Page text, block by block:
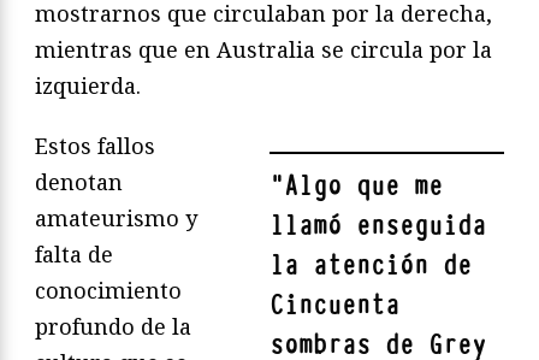
mostrarnos que circulaban por la derecha,
mientras que en Australia se circula por la
izquierda.
"Algo que me
llamó enseguida
la atención de
Cincuenta
sombras de Grey
Estos fallos
denotan
amateurismo y
falta de
conocimiento
profundo de la